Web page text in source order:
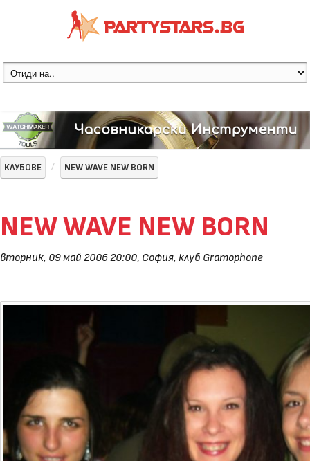
КЛУБОВЕ NEW WAVE NEW BORN
NEW WAVE NEW BORN
вторник, 09 май 2006 20:00, София, клуб Gramophone